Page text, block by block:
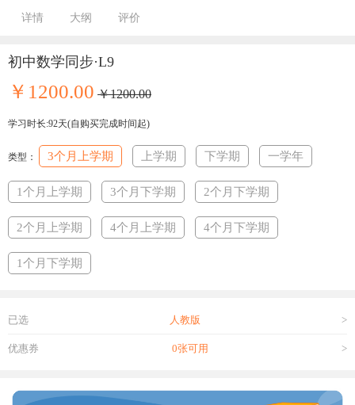
详情 大纲 评价
初中数学同步·L9
￥1200.00 ￥1200.00
学习时长:92天(自购买完成时间起)
类型： 3个月上学期 上学期 下学期 一学年
1个月上学期 3个月下学期 2个月下学期
2个月上学期 4个月上学期 4个月下学期
1个月下学期
已选 人教版 >
优惠券 0张可用 >